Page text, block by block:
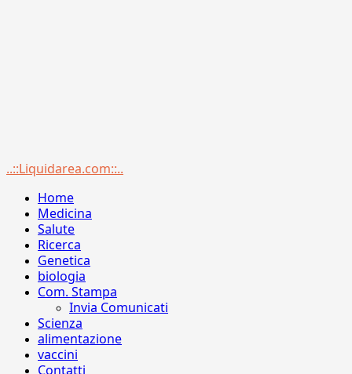
Menu
..::Liquidarea.com::..
Home
Medicina
Salute
Ricerca
Genetica
biologia
Com. Stampa
Invia Comunicati
Scienza
alimentazione
vaccini
Contatti